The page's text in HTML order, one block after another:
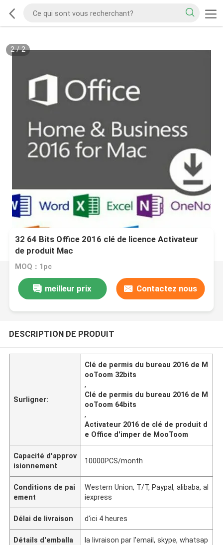
2/2
32 64 Bits Office 2016 clé de licence Activateur
de produit Mac
MOQ：1pc
meilleur prix Contactez nous
DESCRIPTION DE PRODUIT
Surligner:
Clé de permis du bureau 2016 de M
ooToom 32bits
,
Clé de permis du bureau 2016 de M
ooToom 64bits
,
Activateur 2016 de clé de produit d
e Office d'imper de MooToom
Capacité d'approv
isionnement
10000PCS/month
Conditions de pai
ement
Western Union, T/T, Paypal, alibaba, al
iexpress
Délai de livraison d'ici 4 heures
Détails d'emballa
la livraison par l'email, skype, whatsap